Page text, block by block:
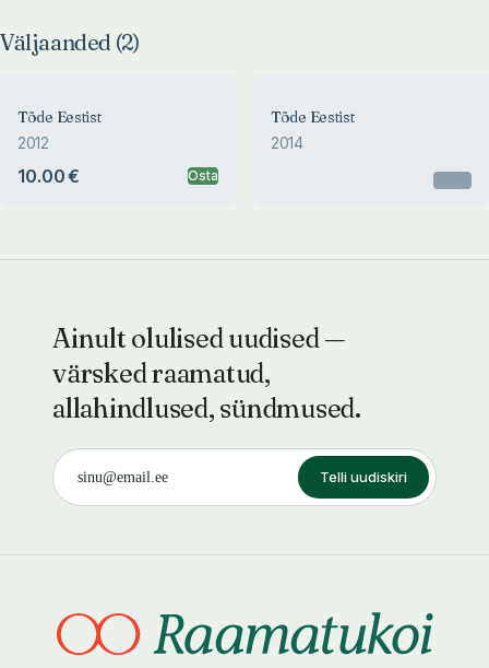
Väljaanded (2)
Tõde Eestist
2012
10.00 € Osta
Tõde Eestist
2014
Ainult olulised uudised —
värsked raamatud,
allahindlused, sündmused.
Telli uudiskiri